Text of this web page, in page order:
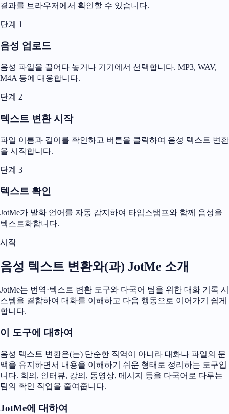
결과를 브라우저에서 확인할 수 있습니다.
단계 1
음성 업로드
음성 파일을 끌어다 놓거나 기기에서 선택합니다. MP3, WAV,
M4A 등에 대응합니다.
단계 2
텍스트 변환 시작
파일 이름과 길이를 확인하고 버튼을 클릭하여 음성 텍스트 변환
을 시작합니다.
단계 3
텍스트 확인
JotMe가 발화 언어를 자동 감지하여 타임스탬프와 함께 음성을
텍스트화합니다.
시작
음성 텍스트 변환와(과) JotMe 소개
JotMe는 번역·텍스트 변환 도구와 다국어 팀을 위한 대화 기록 시
스템을 결합하여 대화를 이해하고 다음 행동으로 이어가기 쉽게
합니다.
이 도구에 대하여
음성 텍스트 변환은(는) 단순한 직역이 아니라 대화나 파일의 문
맥을 유지하면서 내용을 이해하기 쉬운 형태로 정리하는 도구입
니다. 회의, 인터뷰, 강의, 동영상, 메시지 등을 다국어로 다루는
팀의 확인 작업을 줄여줍니다.
JotMe에 대하여